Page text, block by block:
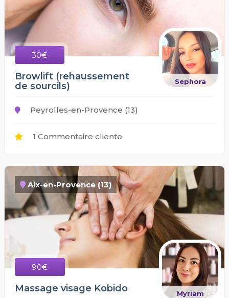
30€
Sephora
Browlift (rehaussement
de sourcils)
Peyrolles-en-Provence (13)
1 Commentaire cliente
Aix-en-Provence (13)
90€
Myriam
Massage visage Kobido